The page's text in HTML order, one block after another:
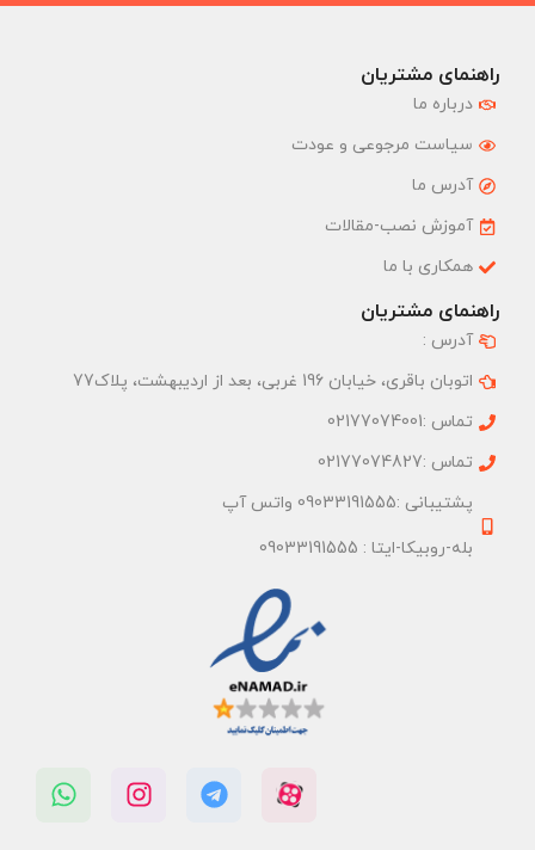
راهنمای مشتریان
درباره ما
سیاست مرجوعی و عودت
آدرس ما
آموزش نصب-مقالات
همکاری با ما
راهنمای مشتریان
آدرس :
اتوبان باقری، خیابان 196 غربی، بعد از اردیبهشت، پلاک77
تماس :02177074001
تماس :02177074827
پشتیبانی :09033191555 واتس آپ
بله-روبیکا-ایتا : 09033191555